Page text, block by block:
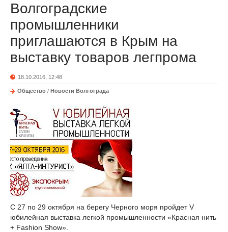
Волгоградские
промышленники
приглашаются в Крым на
выставку товаров легпрома
18.10.2016, 12:48
Общество / Новости Волгограда
С 27 по 29 октября на берегу Черного моря пройдет V
юбилейная выставка легкой промышленности «Красная нить
+ Fashion Show».